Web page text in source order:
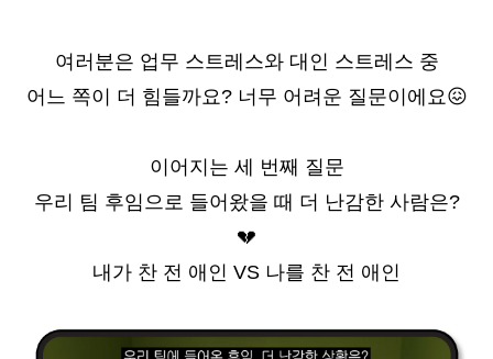
여러분은 업무 스트레스와 대인 스트레스 중
어느 쪽이 더 힘들까요? 너무 어려운 질문이에요😖
이어지는 세 번째 질문
우리 팀 후임으로 들어왔을 때 더 난감한 사람은?
💔
내가 찬 전 애인 VS 나를 찬 전 애인